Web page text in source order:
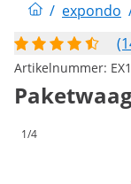
/ expondo
Artikelnummer:
1/4